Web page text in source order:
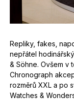
Repliky, fakes,
nepřátel
& Söhne. Ovšem v
Chronograph
rozměrů XXL a po
Watches &